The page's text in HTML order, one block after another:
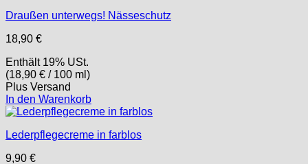
Draußen unterwegs! Nässeschutz
18,90 €
Enthält 19% USt.
(18,90 € / 100 ml)
Plus Versand
In den Warenkorb
Lederpflegecreme in farblos
9,90 €